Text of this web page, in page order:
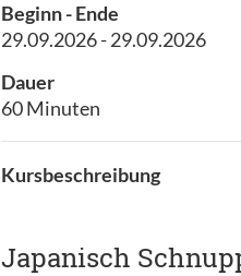
Beginn - Ende
29.09.2026 - 29.09.2026
Dauer
60 Minuten
Kursbeschreibung
Japanisch